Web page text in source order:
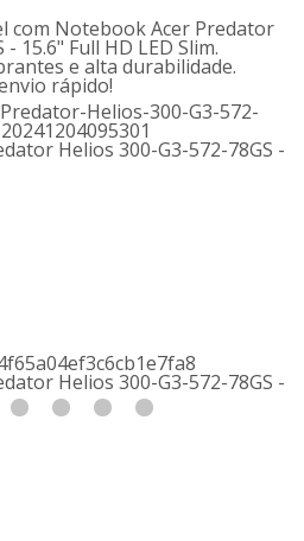
com Notebook Acer Predator
15.6" Full HD LED Slim.
e alta durabilidade.
rápido!
Helios 300-G3-572-78GS -
Helios 300-G3-572-78GS -